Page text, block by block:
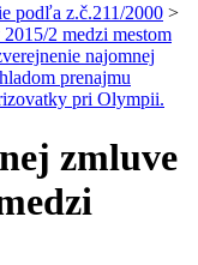
podľa z.č.211/2000 >
2 medzi mestom
najomnej
prenajmu
pri Olympii.
zmluve